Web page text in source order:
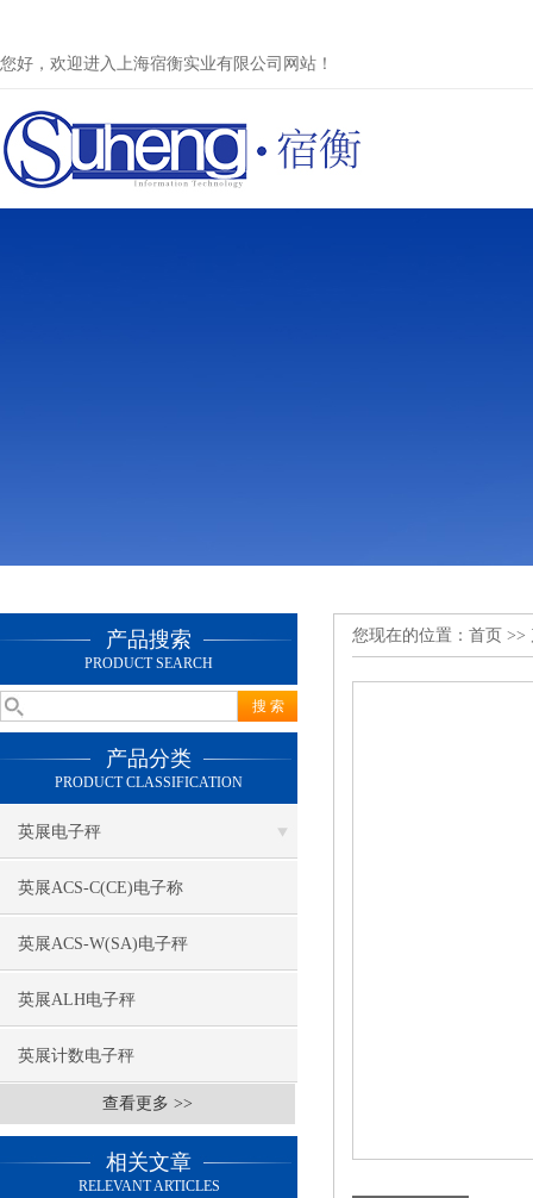
您好，欢迎进入上海宿衡实业有限公司网站！
产品搜索
PRODUCT SEARCH
产品分类
PRODUCT CLASSIFICATION
英展电子秤
英展ACS-C(CE)电子称
英展ACS-W(SA)电子秤
英展ALH电子秤
英展计数电子秤
查看更多 >>
相关文章
RELEVANT ARTICLES
您现在的位置： 首页 >>